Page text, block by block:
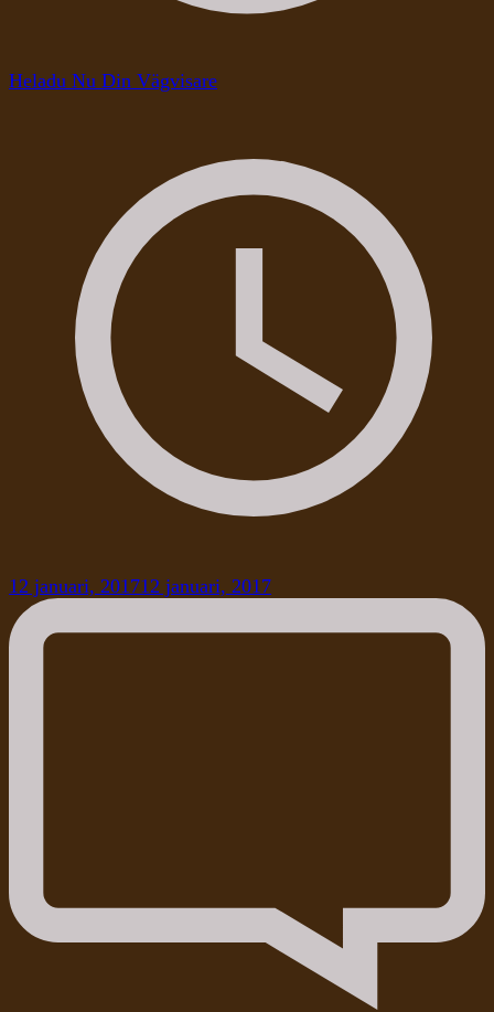
Heladu Nu Din Vägvisare
12 januari, 201712 januari, 2017